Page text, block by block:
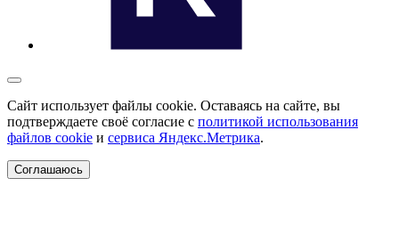
Сайт использует файлы cookie. Оставаясь на сайте, вы
подтверждаете своё согласие с политикой использования
файлов cookie и сервиса Яндекс.Метрика.
Соглашаюсь